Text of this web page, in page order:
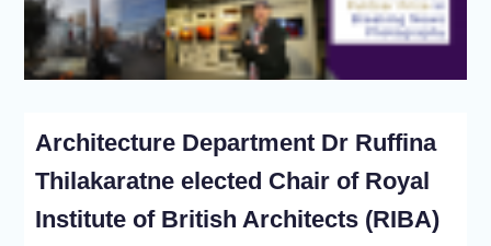
Architecture Department Dr Ruffina
Thilakaratne elected Chair of Royal
Institute of British Architects (RIBA)